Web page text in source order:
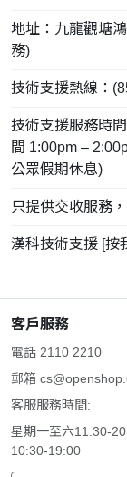
地址：九龍觀塘
務)
技術支援熱線：
技術支援服務時
間 1:00pm –
公眾假期休息)
只提供交收服務
漢科技術支援 [按
客戶服務
電話 2110 2210
郵箱
客服服務時間:
星期一至六11:30-
10:30-19:00